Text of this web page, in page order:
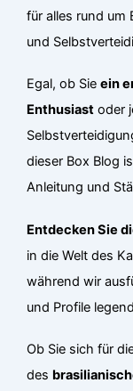
für alles rund um
und
Egal, ob Sieein
Enthusiast oder
dieser Box Blog
Anleitung und
Entdecken Sie
in die Welt des
während wir
und Profile
Ob Sie sich für
des